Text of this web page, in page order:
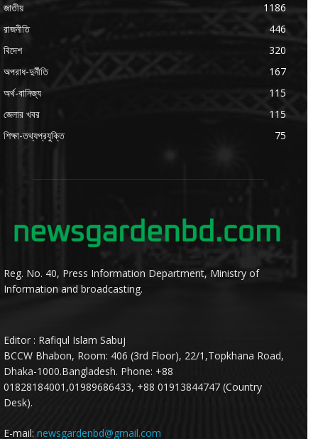
জাতীয়
1186
রাজনীতি
446
বিদেশ
320
অপরাধ-দুর্নীতি
167
অর্থ-বানিজ্য
115
জেলার খবর
115
শিক্ষা-তথ্যপ্রযুক্তি
75
Reg. No. 40, Press Information Department, Ministry of
Information and broadcasting.
Editor : Rafiqul Islam Sabuj
BCCW Bhabon, Room: 406 (3rd Floor), 22/1,Topkhana Road,
Dhaka-1000.Bangladesh. Phone: +88
01828184001,01989686433, +88 01913844747 (Country
Desk).
E-mail: newsgardenbd@gmail.com